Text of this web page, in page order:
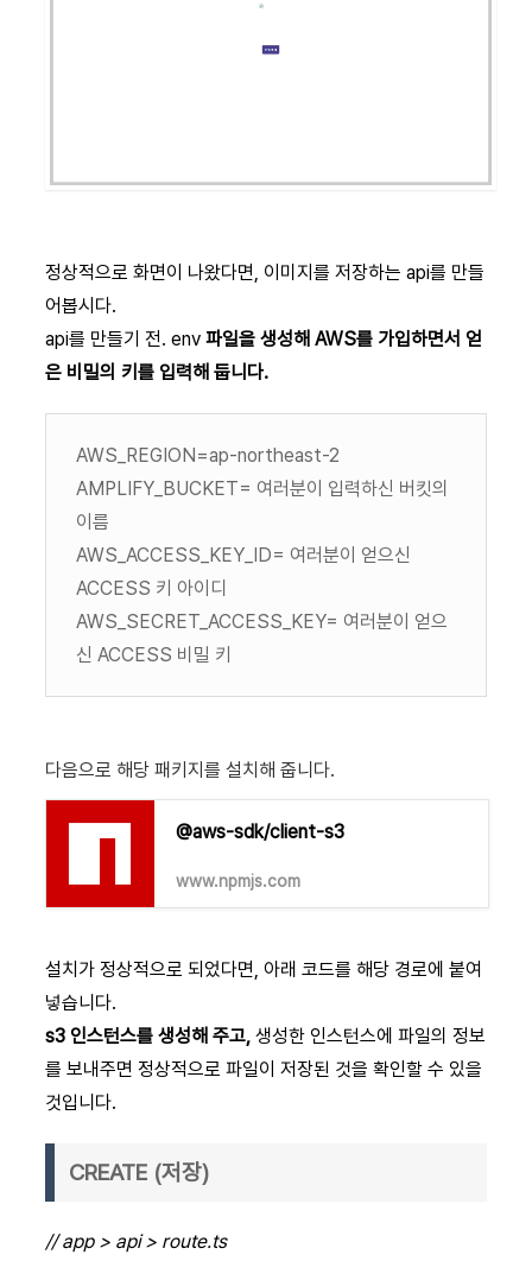
정상적으로 화면이 나왔다면, 이미지를 저장하는 api를 만들
어봅시다.
api를 만들기 전. env 파일을 생성해 AWS를 가입하면서 얻
은 비밀의 키를 입력해 둡니다.
AWS_REGION=ap-northeast-2
AMPLIFY_BUCKET= 여러분이 입력하신 버킷의
이름
AWS_ACCESS_KEY_ID= 여러분이 얻으신
ACCESS 키 아이디
AWS_SECRET_ACCESS_KEY= 여러분이 얻으
신 ACCESS 비밀 키
다음으로 해당 패키지를 설치해 줍니다.
@aws-sdk/client-s3
www.npmjs.com
설치가 정상적으로 되었다면, 아래 코드를 해당 경로에 붙여
넣습니다.
s3 인스턴스를 생성해 주고, 생성한 인스턴스에 파일의 정보
를 보내주면 정상적으로 파일이 저장된 것을 확인할 수 있을
것입니다.
CREATE (저장)
// app > api > route.ts